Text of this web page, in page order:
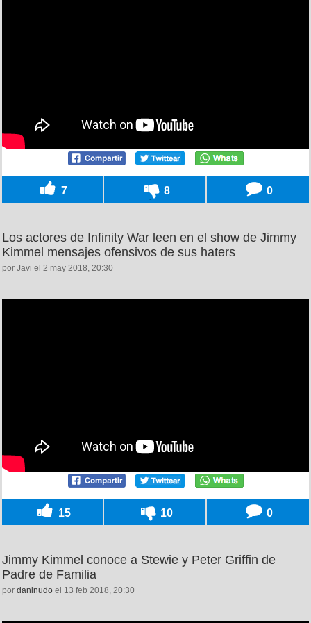
7 8 0
Los actores de Infinity War leen en el show de Jimmy
Kimmel mensajes ofensivos de sus haters
por Javi el 2 may 2018, 20:30
15 10 0
Jimmy Kimmel conoce a Stewie y Peter Griffin de
Padre de Familia
por daninudo el 13 feb 2018, 20:30